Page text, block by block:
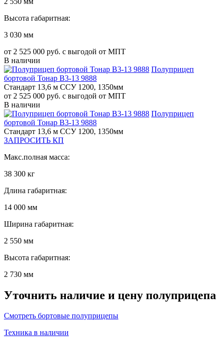
Высота габаритная:
3 030 мм
от 2 525 000 руб. с выгодой от МПТ
В наличии
Полуприцеп
бортовой Тонар B3-13 9888
Стандарт 13,6 м ССУ 1200, 1350мм
от 2 525 000 руб. с выгодой от МПТ
В наличии
Полуприцеп
бортовой Тонар B3-13 9888
Стандарт 13,6 м ССУ 1200, 1350мм
ЗАПРОСИТЬ КП
Макс.полная масса:
38 300 кг
Длина габаритная:
14 000 мм
Ширина габаритная:
2 550 мм
Высота габаритная:
2 730 мм
Уточнить наличие и цену полуприцепа
Смотреть бортовые полуприцепы
Техника в наличии